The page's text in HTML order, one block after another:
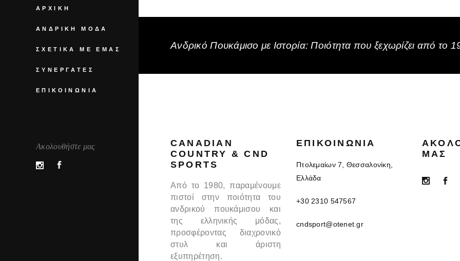
ΑΡΧΙΚΉ
ΑΝΔΡΙΚΉ ΜΌΔΑ
ΣΧΕΤΙΚΆ ΜΕ ΕΜΆΣ
ΣΥΝΕΡΓΆΤΕΣ
ΕΠΙΚΟΙΝΩΝΊΑ
Ακολουθήστε μας
Ανδρικό Πουκάμισο με Ιστορία: Ποιότητα που ξεχωρίζει από το
CANADIAN
COUNTRY & CND
SPORTS
Από το 1980, παραμένουμε
πιστοί στην ποιότητα του
ανδρικού πουκάμισου και
της ελληνικής μόδας,
προσφέροντας διαχρονικό
στυλ και άριστη
εξυπηρέτηση.
ΕΠΙΚΟΙΝΩΝΊΑ
Πτολεμαίων 7, Θεσσαλονίκη,
Ελλάδα
+30 2310 547567
cndsport@otenet.gr
ΜΑΣ